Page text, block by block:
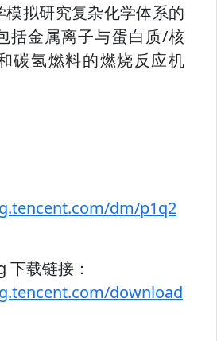
拟研究复杂化学体系的
括金属离子与蛋白质/核
碳氢燃料的燃烧反应机
dm/p1q2
载链接：
download